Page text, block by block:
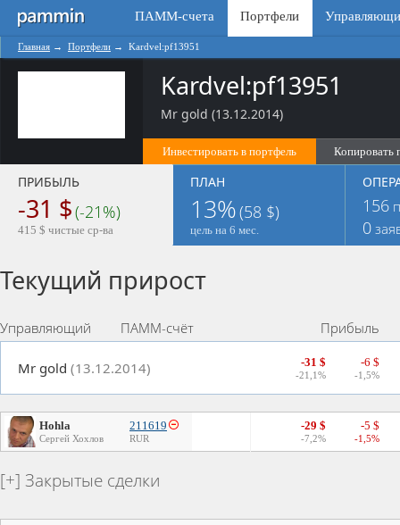
ПАММ-счета Портфели
Главная → Портфели → Kardvel:pf13951
Kardvel:pf13951
Mr gold (13.12.2014)
Инвестировать в портфель Копировать
ПРИБЫЛЬ
-31 $(-21%)
415 $ чистые ср-ва
ПЛАН
13%(58 $)
цель на 6 мес.
156
0
Текущий прирост
Управляющий ПАММ-счёт Прибыль
Mr gold (13.12.2014) -31 $
-21,1%
-6 $
-1,5%
Hohla
Сергей Хохлов
211619
RUR
-29 $
-7,2%
-5 $
-1,5%
Закрытые сделки